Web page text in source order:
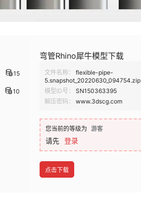
15
10
弯管Rhino犀牛模型下载
文件名称：
flexible-pipe-
5.snapshot_20220630_094754.zip
模型ID号： SN150363395
解压密码：
www.3dscg.com
您当前的等级为 游客
请先 登录
点击下载